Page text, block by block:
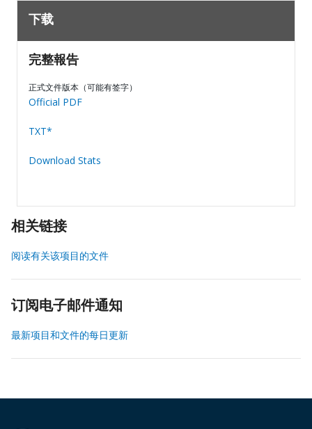
下载
完整報告
正式文件版本（可能有签字）
Official PDF
TXT*
Download Stats
相关链接
阅读有关该项目的文件
订阅电子邮件通知
最新项目和文件的每日更新